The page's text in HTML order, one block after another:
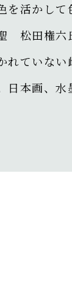
活かして
松田権六
れていな
日本画、